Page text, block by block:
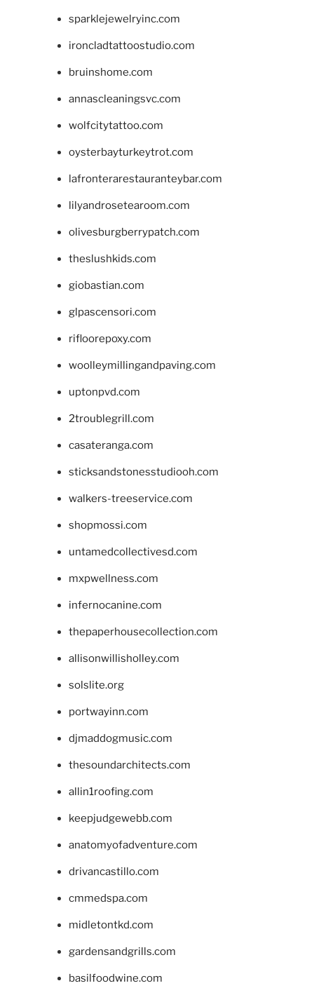
sparklejewelryinc.com
ironcladtattoostudio.com
bruinshome.com
annascleaningsvc.com
wolfcitytattoo.com
oysterbayturkeytrot.com
lafronterarestauranteybar.com
lilyandrosetearoom.com
olivesburgberrypatch.com
theslushkids.com
giobastian.com
glpascensori.com
rifloorepoxy.com
woolleymillingandpaving.com
uptonpvd.com
2troublegrill.com
casateranga.com
sticksandstonesstudiooh.com
walkers-treeservice.com
shopmossi.com
untamedcollectivesd.com
mxpwellness.com
infernocanine.com
thepaperhousecollection.com
allisonwillisholley.com
solslite.org
portwayinn.com
djmaddogmusic.com
thesoundarchitects.com
allin1roofing.com
keepjudgewebb.com
anatomyofadventure.com
drivancastillo.com
cmmedspa.com
midletontkd.com
gardensandgrills.com
basilfoodwine.com